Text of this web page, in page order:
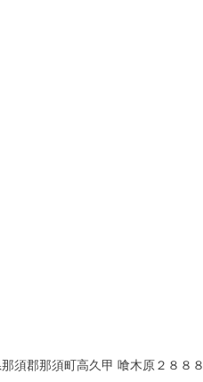
須郡那須町高久甲 喰木原２８８８